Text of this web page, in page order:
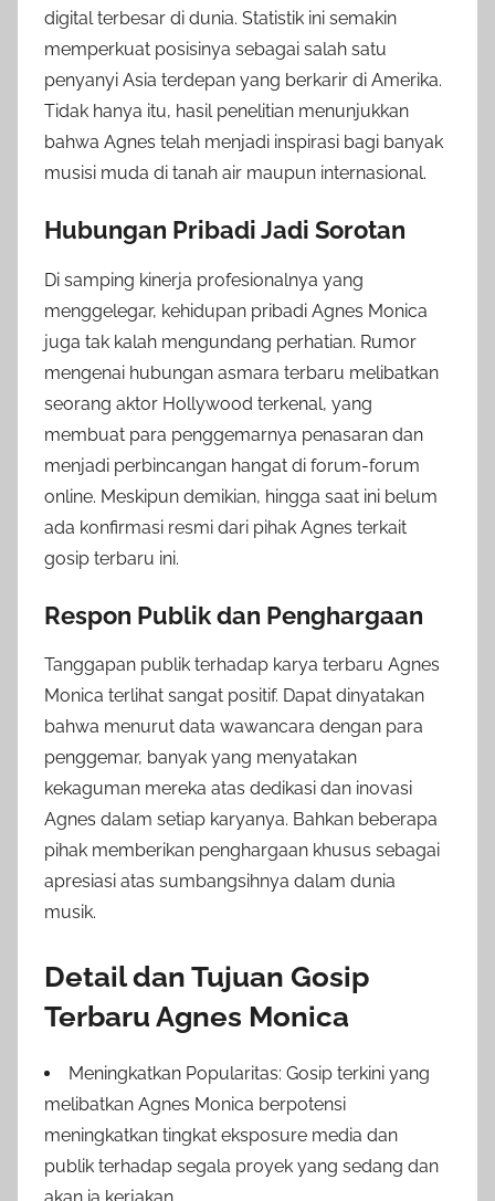
digital terbesar di dunia. Statistik ini semakin
memperkuat posisinya sebagai salah satu
penyanyi Asia terdepan yang berkarir di Amerika.
Tidak hanya itu, hasil penelitian menunjukkan
bahwa Agnes telah menjadi inspirasi bagi banyak
musisi muda di tanah air maupun internasional.
Hubungan Pribadi Jadi Sorotan
Di samping kinerja profesionalnya yang
menggelegar, kehidupan pribadi Agnes Monica
juga tak kalah mengundang perhatian. Rumor
mengenai hubungan asmara terbaru melibatkan
seorang aktor Hollywood terkenal, yang
membuat para penggemarnya penasaran dan
menjadi perbincangan hangat di forum-forum
online. Meskipun demikian, hingga saat ini belum
ada konfirmasi resmi dari pihak Agnes terkait
gosip terbaru ini.
Respon Publik dan Penghargaan
Tanggapan publik terhadap karya terbaru Agnes
Monica terlihat sangat positif. Dapat dinyatakan
bahwa menurut data wawancara dengan para
penggemar, banyak yang menyatakan
kekaguman mereka atas dedikasi dan inovasi
Agnes dalam setiap karyanya. Bahkan beberapa
pihak memberikan penghargaan khusus sebagai
apresiasi atas sumbangsihnya dalam dunia
musik.
Detail dan Tujuan Gosip
Terbaru Agnes Monica
Meningkatkan Popularitas: Gosip terkini yang
melibatkan Agnes Monica berpotensi
meningkatkan tingkat eksposure media dan
publik terhadap segala proyek yang sedang dan
akan ia kerjakan.